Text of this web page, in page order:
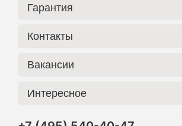
Гарантия
Контакты
Вакансии
Интересное